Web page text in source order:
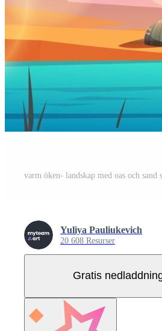
varm öken- landskap med oas och sand
Yuliya Pauliukevich
20 608 Resurser
Gratis